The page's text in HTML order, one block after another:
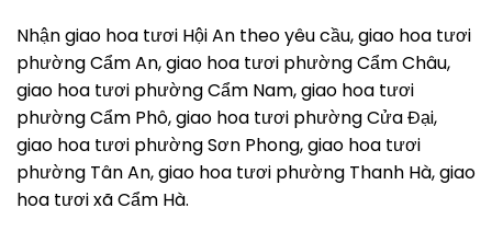
Nhận giao hoa tươi Hội An theo yêu cầu, giao hoa tươi
phường Cẩm An, giao hoa tươi phường Cẩm Châu,
giao hoa tươi phường Cẩm Nam, giao hoa tươi
phường Cẩm Phô, giao hoa tươi phường Cửa Đại,
giao hoa tươi phường Sơn Phong, giao hoa tươi
phường Tân An, giao hoa tươi phường Thanh Hà, giao
hoa tươi xã Cẩm Hà.